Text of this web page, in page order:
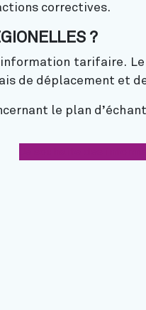
correctives.
?
tarifaire.
de déplacement et
le plan